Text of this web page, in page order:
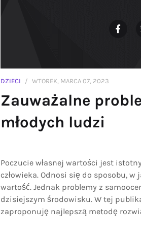
DZIECI WTOREK, MARCA 07, 2023
Zauważalne
młodych ludzi
Poczucie własnej wartości jest
człowieka. Odnosi się do sposobu,
wartość. Jednak problemy z
dzisiejszym środowisku. W tej
zaproponuję najlepszą metodę